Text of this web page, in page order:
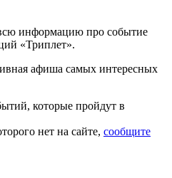
информацию про событие
«Триплет».
афиша самых интересных
которые пройдут в
нет на сайте, сообщите